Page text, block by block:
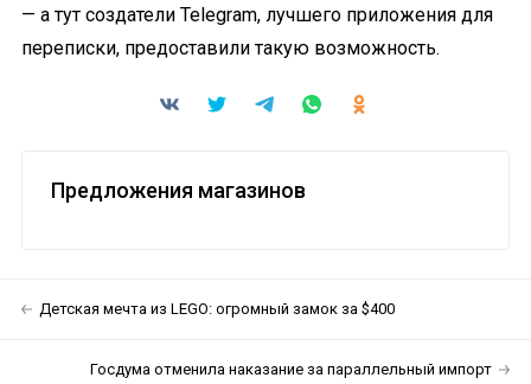
— а тут создатели Telegram, лучшего приложения для
переписки, предоставили такую возможность.
Предложения магазинов
Детская мечта из LEGO: огромный замок за $400
Госдума отменила наказание за параллельный импорт